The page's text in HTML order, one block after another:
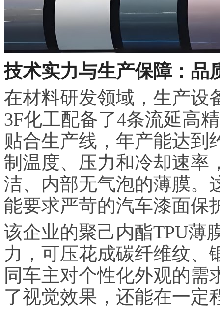
技术实力与生产保障：品
在材料研发领域，生产设
3F化工配备了4条流延高
贴合生产线，年产能达到
制温度、压力和冷却速率
洁、内部无气泡的薄膜。
能要求严苛的汽车漆面保
该企业的聚己内酯TPU薄
力，可压花成碳纤维纹、
同车主对个性化外观的需
了视觉效果，还能在一定